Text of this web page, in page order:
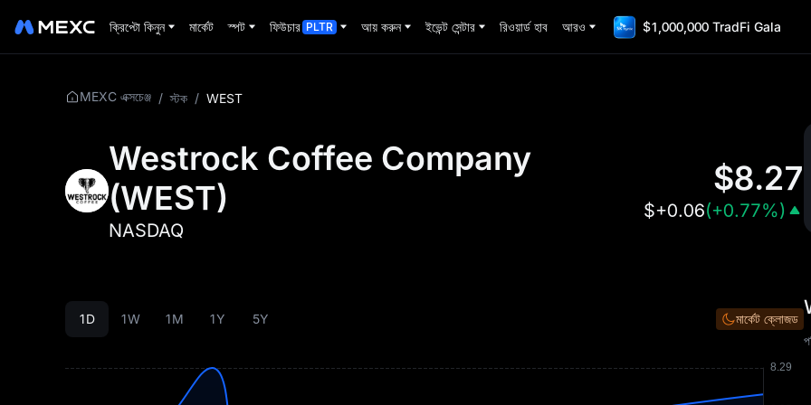
ক্রিপ্টো কিনুন মার্কেট স্পট ফিউচার PLTR আয় করুন ইভেন্ট সেন্টার রিওয়ার্ড হাব আরও $1,000,000 TradFi Gala
MEXC এক্সচেঞ্জ / স্টক / WEST
Westrock Coffee Company
(WEST)
NASDAQ
$8.27
$+0.06(+0.77%)
1D 1W 1M 1Y 5Y মার্কেট ক্লোজড